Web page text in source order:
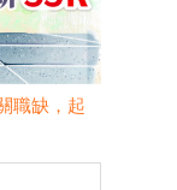
職缺，起